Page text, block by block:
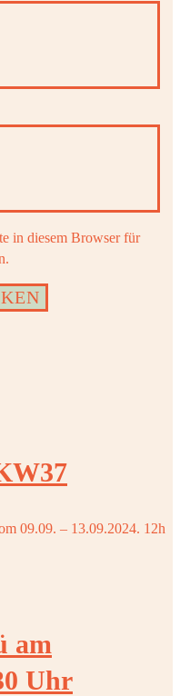
in diesem Browser für
09.09. – 13.09.2024. 12h
am
Uhr